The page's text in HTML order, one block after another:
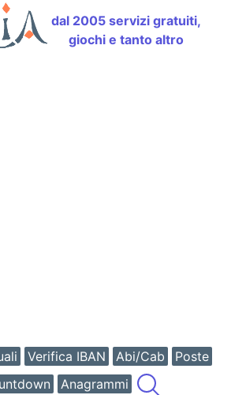
dal 2005 servizi gratuiti,
giochi e tanto altro
Verifica IBAN Abi/Cab
Poste
Anagrammi